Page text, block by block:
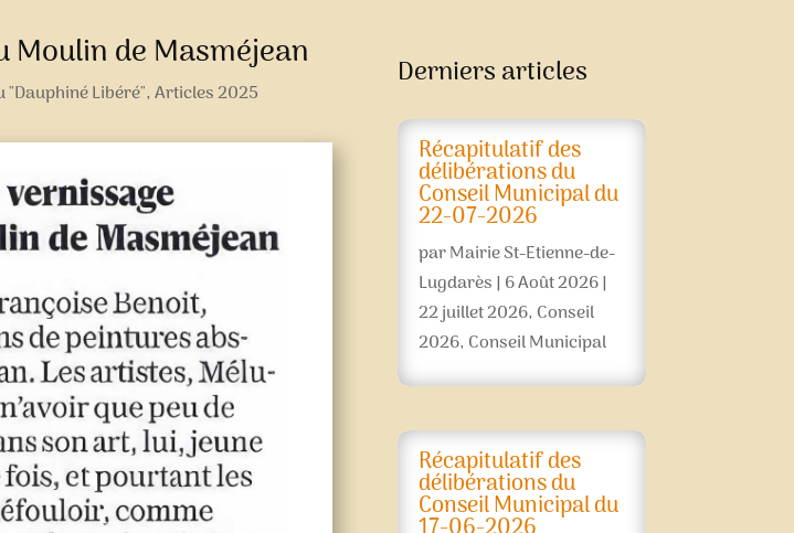
Moulin de Masméjean
"Dauphiné Libéré",Articles 2025 Derniers articles
Récapitulatif des
délibérations du
Conseil Municipal du
22-07-2026
parMairie St-Etienne-de-
Lugdarès| 6 Août 2026|
22 juillet 2026, Conseil
2026, Conseil Municipal
Récapitulatif des
délibérations du
Conseil Municipal du